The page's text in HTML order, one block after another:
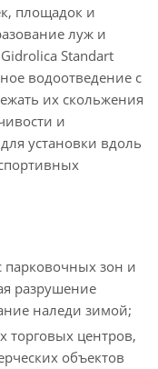
площадок и
луж и
Standart
водоотведение с
их скольжения
и
установки вдоль
парковочных зон и
разрушение
наледи зимой;
торговых центров,
объектов